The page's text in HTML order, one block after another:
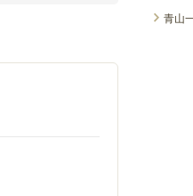
青山